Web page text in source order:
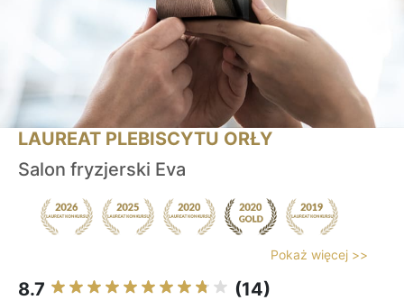
LAUREAT PLEBISCYTU ORŁY
Salon fryzjerski Eva
Pokaż więcej >>
8.7 (14)